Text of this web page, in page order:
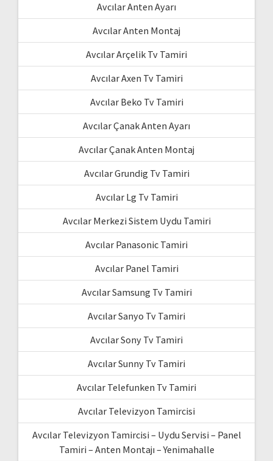
Avcılar Anten Ayarı
Avcılar Anten Montaj
Avcılar Arçelik Tv Tamiri
Avcılar Axen Tv Tamiri
Avcılar Beko Tv Tamiri
Avcılar Çanak Anten Ayarı
Avcılar Çanak Anten Montaj
Avcılar Grundig Tv Tamiri
Avcılar Lg Tv Tamiri
Avcılar Merkezi Sistem Uydu Tamiri
Avcılar Panasonic Tamiri
Avcılar Panel Tamiri
Avcılar Samsung Tv Tamiri
Avcılar Sanyo Tv Tamiri
Avcılar Sony Tv Tamiri
Avcılar Sunny Tv Tamiri
Avcılar Telefunken Tv Tamiri
Avcılar Televizyon Tamircisi
Avcılar Televizyon Tamircisi – Uydu Servisi – Panel
Tamiri – Anten Montajı – Yenimahalle